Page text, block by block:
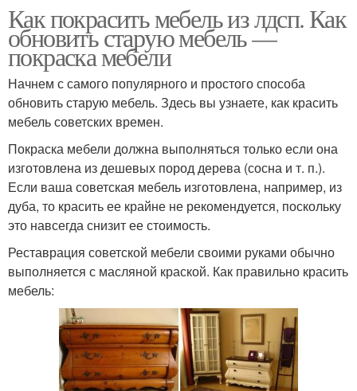
Как покрасить мебель из лдсп. Как
обновить старую мебель —
покраска мебели
Начнем с самого популярного и простого способа
обновить старую мебель. Здесь вы узнаете, как красить
мебель советских времен.
Покраска мебели должна выполняться только если она
изготовлена из дешевых пород дерева (сосна и т. п.).
Если ваша советская мебель изготовлена, например, из
дуба, то красить ее крайне не рекомендуется, поскольку
это навсегда снизит ее стоимость.
Реставрация советской мебели своими руками обычно
выполняется с масляной краской. Как правильно красить
мебель: